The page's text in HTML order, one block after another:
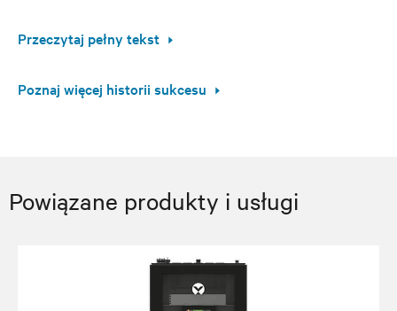
Przeczytaj pełny tekst
Poznaj więcej historii sukcesu
Powiązane produkty i usługi